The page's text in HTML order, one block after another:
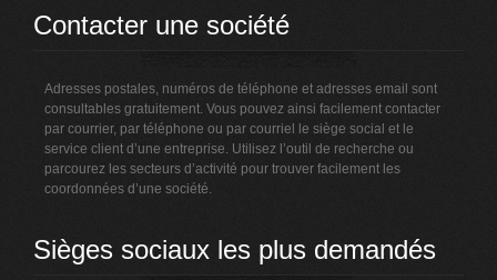
Contacter une société
Adresses postales, numéros de téléphone et adresses email sont
consultables gratuitement. Vous pouvez ainsi facilement contacter
par courrier, par téléphone ou par courriel le siège social et le
service client d’une entreprise. Utilisez l’outil de recherche ou
parcourez les secteurs d’activité pour trouver facilement les
coordonnées d’une société.
Sièges sociaux les plus demandés